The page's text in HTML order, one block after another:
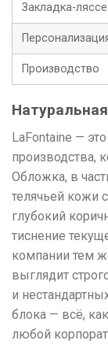
Закладка-ляссе
Производство
LaFontaine —
производства,
Обложка, в
телячьей кожи
глубокий
тиснение
компании тем
выглядит
и
блока — всё,
любой